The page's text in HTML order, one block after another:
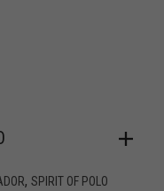
, SPIRIT OF POLO